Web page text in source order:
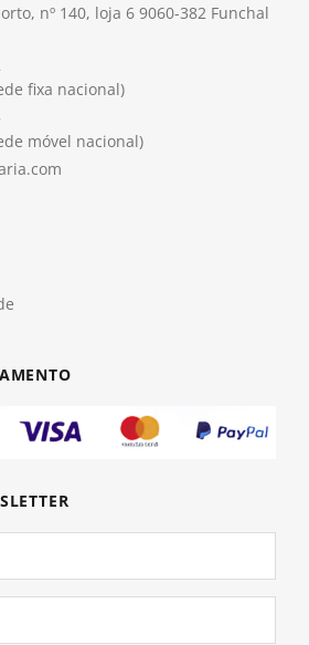
nº 140, loja 6 9060-382 Funchal
fixa nacional)
móvel nacional)